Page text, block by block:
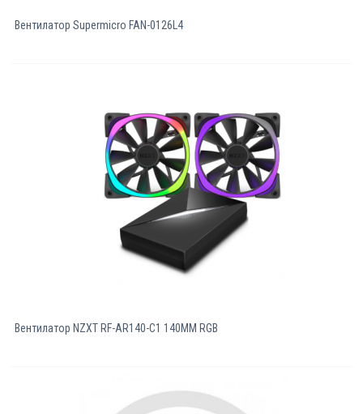
Вентилатор Supermicro FAN-0126L4
Вентилатор NZXT RF-AR140-C1 140MM RGB